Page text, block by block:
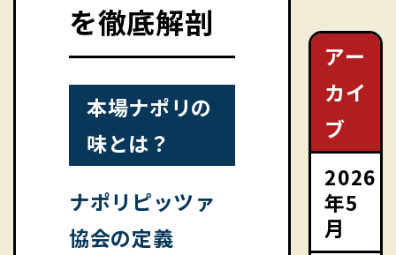
を徹底解剖
本場ナポリの
味とは？
ナポリピッツァ
協会の定義
アー
カイ
ブ
2026
年5
月